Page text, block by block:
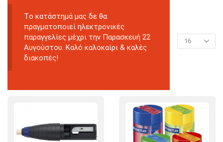
Tο κατάστημά μας δε θα
πραγματοποιεί ηλεκτρονικές
παραγγελίες μέχρι την Παρασκευή 22
Αυγούστου. Καλό καλοκαίρι & καλές
διακοπές!